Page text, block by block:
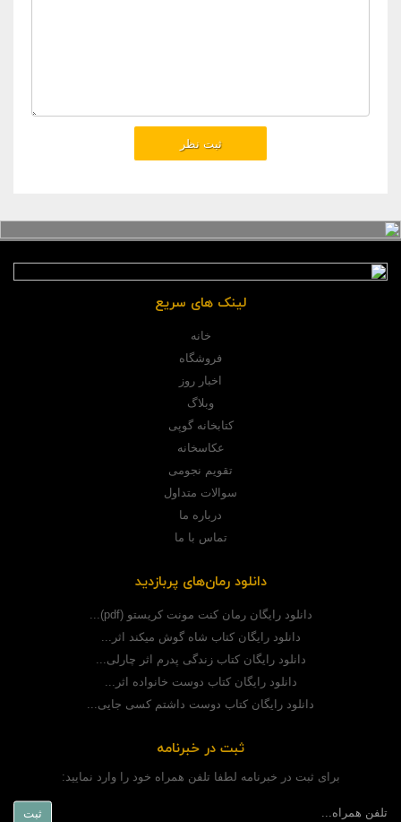
لینک های سریع
خانه
فروشگاه
اخبار روز
وبلاگ
کتابخانه گوپی
عکاسخانه
تقویم نجومی
سوالات متداول
درباره ما
تماس با ما
دانلود رمان‌های پربازدید
دانلود رایگان رمان کنت مونت کریستو (pdf)...
دانلود رایگان کتاب شاه گوش میکند اثر...
دانلود رایگان کتاب زندگی پدرم اثر چارلی...
دانلود رایگان کتاب دوست خانواده اثر...
دانلود رایگان کتاب دوست داشتم کسی جایی...
ثبت در خبرنامه
برای ثبت در خبرنامه لطفا تلفن همراه خود را وارد نمایید: